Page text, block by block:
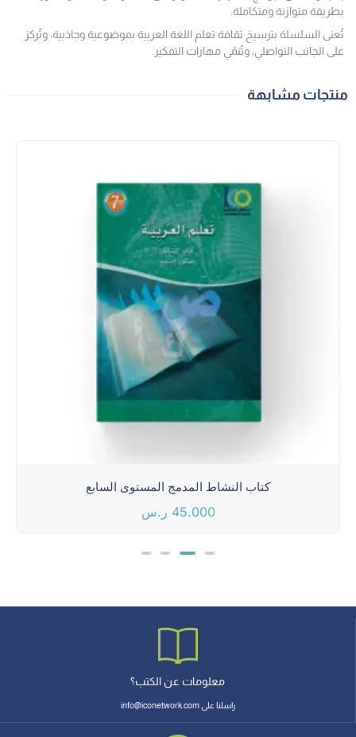
بطريقة متوازنة ومتكاملة.
تُعنى السلسلة بترسيخ ثقافة تعلم اللغة العربية بموضوعية وجاذبية، وتُركز
على الجانب التواصلي، وتُنمّي مهارات التفكير.
منتجات مشابهة
كتاب النشاط المدمج المستوى السابع
45.000 ر.س
معلومات عن الكتب؟
راسلنا على info@iconetwork.com